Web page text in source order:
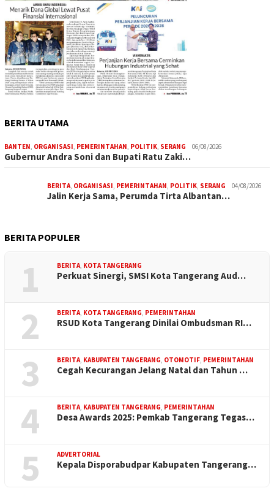
BERITA UTAMA
BANTEN, ORGANISASI, PEMERINTAHAN, POLITIK, SERANG 06/08/2026
Gubernur Andra Soni dan Bupati Ratu Zaki…
BERITA, ORGANISASI, PEMERINTAHAN, POLITIK, SERANG 04/08/2026
Jalin Kerja Sama, Perumda Tirta Albantan…
BERITA POPULER
1 BERITA, KOTA TANGERANG
Perkuat Sinergi, SMSI Kota Tangerang Aud…
2 BERITA, KOTA TANGERANG, PEMERINTAHAN
RSUD Kota Tangerang Dinilai Ombudsman RI…
3 BERITA, KABUPATEN TANGERANG, OTOMOTIF, PEMERINTAHAN
Cegah Kecurangan Jelang Natal dan Tahun …
4 BERITA, KABUPATEN TANGERANG, PEMERINTAHAN
Desa Awards 2025: Pemkab Tangerang Tegas…
5 ADVERTORIAL
Kepala Disporabudpar Kabupaten Tangerang…